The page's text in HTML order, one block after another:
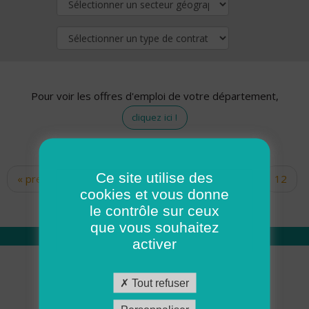
Pour voir les offres d'emploi de votre département,
cliquez ici !
Pages
« premier ‹ précédent … 10
12
14 15 16 17
Qui sommes nous
Académie ADMR
Ce site utilise des
cookies et vous donne
le contrôle sur ceux
que vous souhaitez
activer
Tout refuser